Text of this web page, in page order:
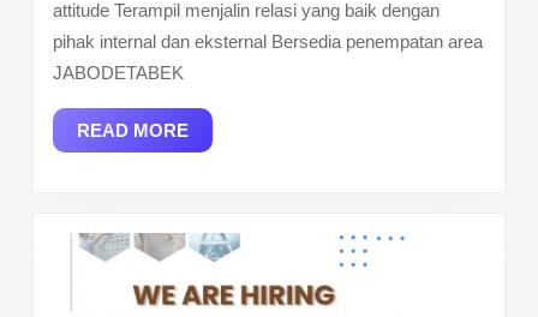
attitude Terampil menjalin relasi yang baik dengan
pihak internal dan eksternal Bersedia penempatan area
JABODETABEK
READ MOREREAD
MORE